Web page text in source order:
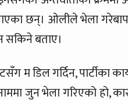
छन्। ओलीले भेला
सकिने बताए।
म डिल गर्दिन, पार्टीका
जुन भेला गरिएको हो,